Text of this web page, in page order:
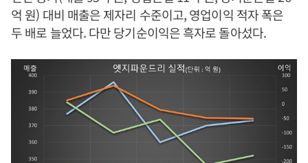
억 원) 대비 매출은 제자리 수준이고, 영업이익 적자 폭은
두 배로 늘었다. 다만 당기순이익은 흑자로 돌아섰다.